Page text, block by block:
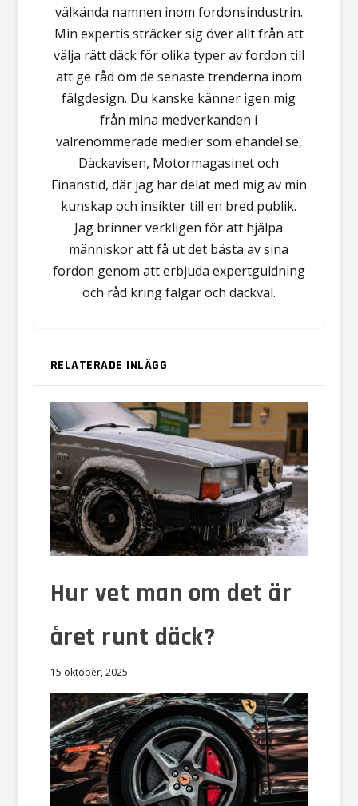
välkända namnen inom fordonsindustrin.
Min expertis sträcker sig över allt från att
välja rätt däck för olika typer av fordon till
att ge råd om de senaste trenderna inom
fälgdesign. Du kanske känner igen mig
från mina medverkanden i
välrenommerade medier som ehandel.se,
Däckavisen, Motormagasinet och
Finanstid, där jag har delat med mig av min
kunskap och insikter till en bred publik.
Jag brinner verkligen för att hjälpa
människor att få ut det bästa av sina
fordon genom att erbjuda expertguidning
och råd kring fälgar och däckval.
RELATERADE INLÄGG
Hur vet man om det är
året runt däck?
15 oktober, 2025